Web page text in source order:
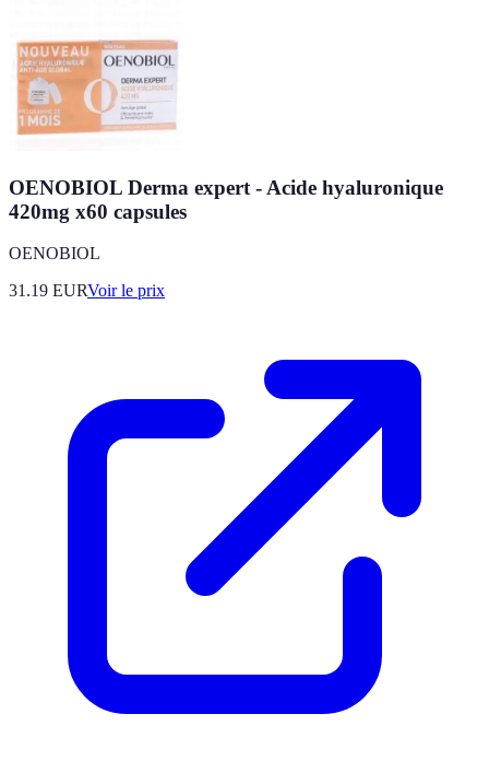
OENOBIOL Derma expert - Acide hyaluronique
420mg x60 capsules
OENOBIOL
31.19 EURVoir le prix